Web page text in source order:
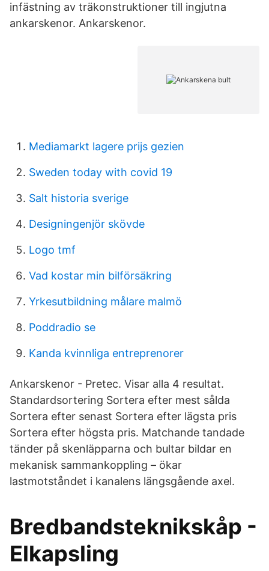
infästning av träkonstruktioner till ingjutna
ankarskenor. Ankarskenor.
Mediamarkt lagere prijs gezien
Sweden today with covid 19
Salt historia sverige
Designingenjör skövde
Logo tmf
Vad kostar min bilförsäkring
Yrkesutbildning målare malmö
Poddradio se
Kanda kvinnliga entreprenorer
Ankarskenor - Pretec. Visar alla 4 resultat.
Standardsortering Sortera efter mest sålda
Sortera efter senast Sortera efter lägsta pris
Sortera efter högsta pris. Matchande tandade
tänder på skenläpparna och bultar bildar en
mekanisk sammankoppling – ökar
lastmotståndet i kanalens längsgående axel.
Bredbandsteknikskåp -
Elkapsling